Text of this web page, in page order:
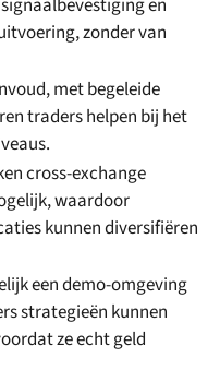
en
zonder van
met begeleide
traders helpen bij het
cross-exchange
waardoor
kunnen diversifiëren
een demo-omgeving
strategieën kunnen
ze echt geld